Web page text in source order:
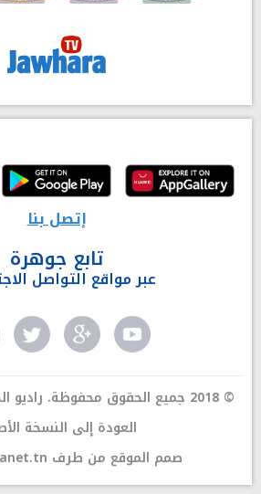
إتصل بنا
تابع جوهرة
عبر مواقع التواصل
© 2018 جميع الحقوق محفوظة. راديو الجوهرة أف آم، تونس
العودة إلى النسخة
صمم الموقع من طرف